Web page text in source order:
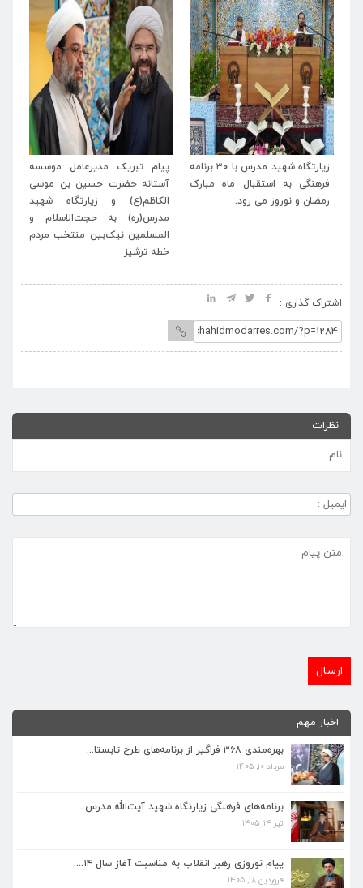
زیارتگاه شهید مدرس با ۳۰ برنامه
فرهنگی به استقبال ماه مبارک
رمضان و نوروز می رود.
پیام تبریک مدیرعامل موسسه
آستانه حضرت حسین بن موسی
الکاظم(ع) و زیارتگاه شهید
مدرس(ره) به حجت‌الاسلام و
المسلمین نیک‌بین منتخب مردم
خطه ترشیز
اشتراک گذاری :
نظرات
اخبار مهم
بهره‌مندی ۳۶۸ فراگیر از برنامه‌های طرح تابستا...
مرداد ۱۰, ۱۴۰۵
برنامه‌های فرهنگی زیارتگاه شهید آیت‌الله مدرس...
تیر ۱۴, ۱۴۰۵
پیام نوروزی رهبر انقلاب به مناسبت آغاز سال ۱۴...
فروردین ۱۸, ۱۴۰۵
برنامه‌های فرهنگی زیارتگاه شهید آیت‌الله مدرس...
پیام نوروزی رهبر انقلاب به مناسبت آغاز سال ۱۴...